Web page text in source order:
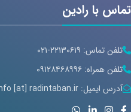
تماس با رادین
تلفن تماس: ۲۲۱۳۰۶۱۹-۰۲۱
تلفن همراه: ۰۹۱۲۸۴۶۸۹۹۶
آدرس ایمیل: info [at] radintaban.ir